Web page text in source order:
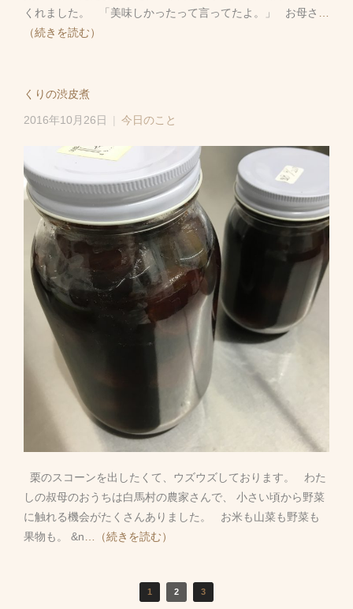
くれました。 「美味しかったって言ってたよ。」 お母さ
（続きを読む）
くりの渋皮煮
2016年10月26日 今日のこと
栗のスコーンを出したくて、ウズウズしております。 わた
しの叔母のおうちは白馬村の農家さんで、 小さい頃から野菜
に触れる機会がたくさんありました。 お米も山菜も野菜も
果物も。 &n …（続きを読む）
1 2 3